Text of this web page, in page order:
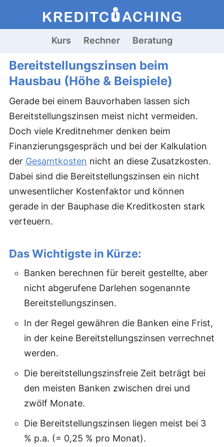
Kurs Rechner Beratung
Bereitstellungszinsen beim
Hausbau (Höhe & Beispiele)
Gerade bei einem Bauvorhaben lassen sich
Bereitstellungszinsen meist nicht vermeiden.
Doch viele Kreditnehmer denken beim
Finanzierungsgespräch und bei der Kalkulation
der Gesamtkosten nicht an diese Zusatzkosten.
Dabei sind die Bereitstellungszinsen ein nicht
unwesentlicher Kostenfaktor und können
gerade in der Bauphase die Kreditkosten stark
verteuern.
Das Wichtigste in Kürze:
Banken berechnen für bereit gestellte, aber
nicht abgerufene Darlehen sogenannte
Bereitstellungszinsen.
In der Regel gewähren die Banken eine Frist,
in der keine Bereitstellungszinsen verrechnet
werden.
Die bereitstellungszinsfreie Zeit beträgt bei
den meisten Banken zwischen drei und
zwölf Monate.
Die Bereitstellungszinsen liegen meist bei 3
% p.a. (= 0,25 % pro Monat).